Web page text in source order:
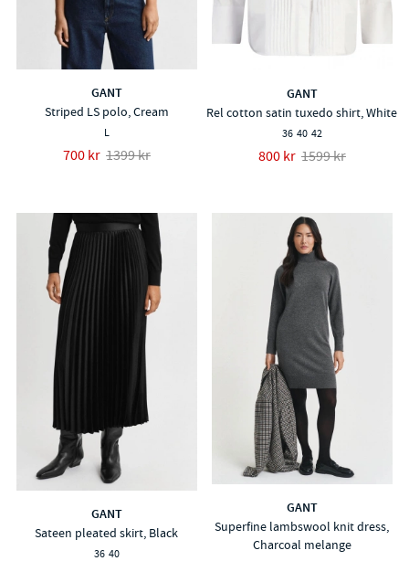
GANT
Striped LS polo, Cream
L
700 kr 1399 kr
GANT
Rel cotton satin tuxedo shirt, White
36 40 42
800 kr 1599 kr
GANT
Sateen pleated skirt, Black
36 40
GANT
Superfine lambswool knit dress,
Charcoal melange